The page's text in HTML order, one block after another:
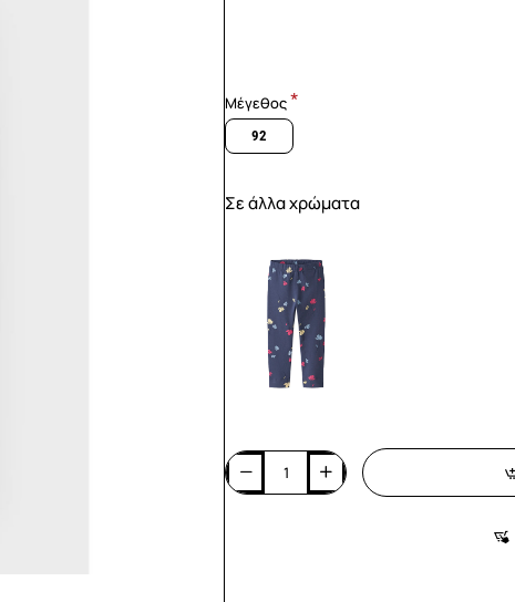
Μέγεθος
92
Σε άλλα χρώματα